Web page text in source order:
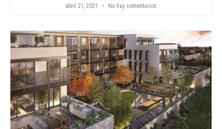
abril 21, 2021 No hay comentarios